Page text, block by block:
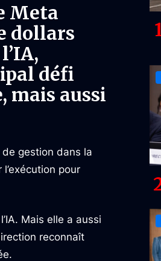
Meta
dollars
défi
mais aussi
gestion dans la
pour
Mais elle a aussi
reconnaît